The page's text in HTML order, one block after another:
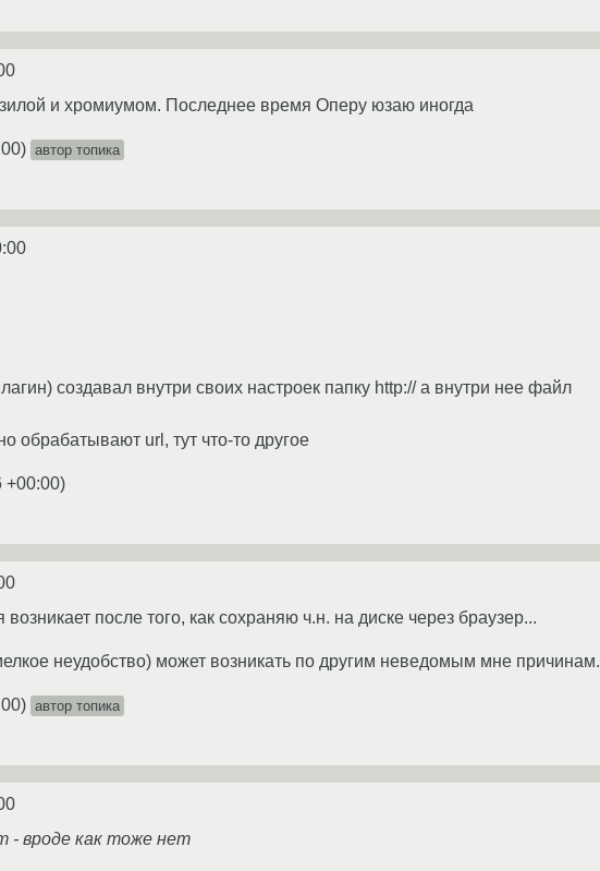
и хромиумом. Последнее время Оперу юзаю иногда
) автор топика
создавал внутри своих настроек папку http:// а внутри нее файл
обрабатывают url, тут что-то другое
+00:00)
после того, как сохраняю ч.н. на диске через браузер...
неудобство) может возникать по другим неведомым мне причинам.
) автор топика
- вроде как тоже нет